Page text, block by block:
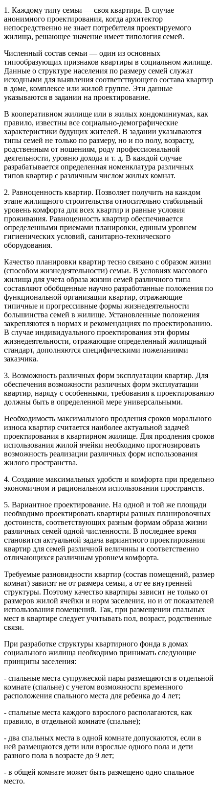
1. Каждому типу семьи — своя квартира. В случае
анонимного проектирования, когда архитектор
непосредственно не знает потребителя проектируемого
жилища, решающее значение имеет типология семей.
Численный состав семьи — один из основных
типообразующих признаков квартиры в социальном жилище.
Данные о структуре населения по размеру семей служат
исходными для выявления соответствующего состава квартир
в доме, комплексе или жилой группе. Эти данные
указываются в задании на проектирование.
В кооперативном жилище или в жилых кондоминиумах, как
правило, известны все социально-демографические
характеристики будущих жителей. В задании указываются
типы семей не только по размеру, но и по полу, возрасту,
родственным от ношениям, роду профессиональной
деятельности, уровню дохода и т. д. В каждой случае
разрабатывается определенная номенклатура различных
типов квартир с различным числом жилых комнат.
2. Равноценность квартир. Позволяет получить на каждом
этапе жилищного строительства относительно стабильный
уровень комфорта для всех квартир и равные условия
проживания. Равноценность квартир обеспечивается
определенными приемами планировки, единым уровнем
гигиенических условий, санитарно-технического
оборудования.
Качество планировки квартир тесно связано с образом жизни
(способом жизнедеятельности) семьи. В условиях массового
жилища для учета образа жизни семей различного типа
составляют обобщенные научно разработанные положения по
функциональной организации квартир, отражающие
типичные и прогрессивные формы жизнедеятельности
большинства семей в жилище. Установленные положения
закрепляются в нормах и рекомендациях по проектированию.
В случае индивидуального проектирования эти формы
жизнедеятельности, отражающие определенный жилищный
стандарт, дополняются специфическими пожеланиями
заказчика.
3. Возможность различных форм эксплуатации квартир. Для
обеспечения возможности различных форм эксплуатации
квартир, наряду с особенными, требования к проектированию
должны быть в определенной мере универсальными.
Необходимость максимального продления сроков морального
износа квартир считается наиболее актуальной задачей
проектирования в квартирном жилище. Для продления сроков
использования жилой ячейки необходимо прогнозировать
возможность реализации различных форм использования
жилого пространства.
4. Создание максимальных удобств и комфорта при предельно
экономичном и рациональном использовании пространств.
5. Вариантное проектирование. На одной и той же площади
необходимо проектировать квартиры разных планировочных
достоинств, соответствующих разным формам образа жизни
различных семей одной численности. В последнее время
становится актуальной задача вариантного проектирования
квартир для семей различной величины и соответственно
отличающихся различным уровнем комфорта.
Требуемые разновидности квартир (состав помещений, размер
комнат) зависят не от размера семьи, а от ее внутренней
структуры. Поэтому качество квартиры зависит не только от
размеров жилой ячейки и норм заселения, но и от показателей
использования помещений. Так, при размещении спальных
мест в квартире следует учитывать пол, возраст, родственные
связи.
При разработке структуры квартирного фонда в домах
социального жилища необходимо принимать следующие
принципы заселения:
- спальные места супружеской пары размещаются в отдельной
комнате (спальне) с учетом возможности временного
расположения спального места для ребенка до 4 лет;
- спальные места каждого взрослого располагаются, как
правило, в отдельной комнате (спальне);
- два спальных места в одной комнате допускаются, если в
ней размещаются дети или взрослые одного пола и дети
разного пола в возрасте до 9 лет;
- в общей комнате может быть размещено одно спальное
место.